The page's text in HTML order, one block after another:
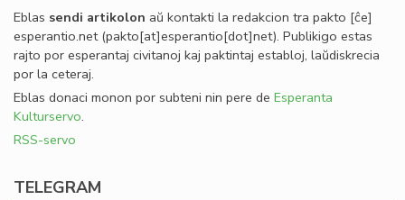
Eblas sendi artikolon aŭ kontakti la redakcion tra pakto [ĉe]
esperantio.net(pakto[at]esperantio[dot]net). Publikigo estas
rajto por esperantaj civitanoj kaj paktintaj establoj, laŭdiskrecia
por la ceteraj.
Eblas donaci monon por subteni nin pere de Esperanta
Kulturservo.
RSS-servo
TELEGRAM